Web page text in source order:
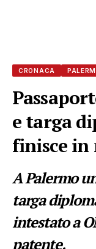
CRONACA
e targa
finisce in
A Palermo
targa
intestato a
patente.